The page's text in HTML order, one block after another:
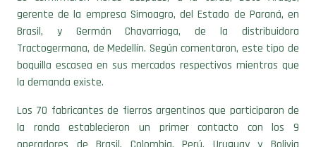
Brasil, y Germán Chavarriaga, de la distribuidora
Tractogermana, de Medellín. Según comentaron, este tipo de
boquilla escasea en sus mercados respectivos mientras que
la demanda existe.
Los 70 fabricantes de fierros argentinos que participaron de
la ronda establecieron un primer contacto con los 9
operadores de Brasil, Colombia, Perú, Uruguay y Bolivia
presentes, que podría desembocar en operaciones de